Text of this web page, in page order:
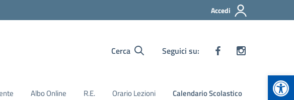
Accedi
Cerca Seguici su:
Albo Online R.E. Orario Lezioni Calendario Scolastico